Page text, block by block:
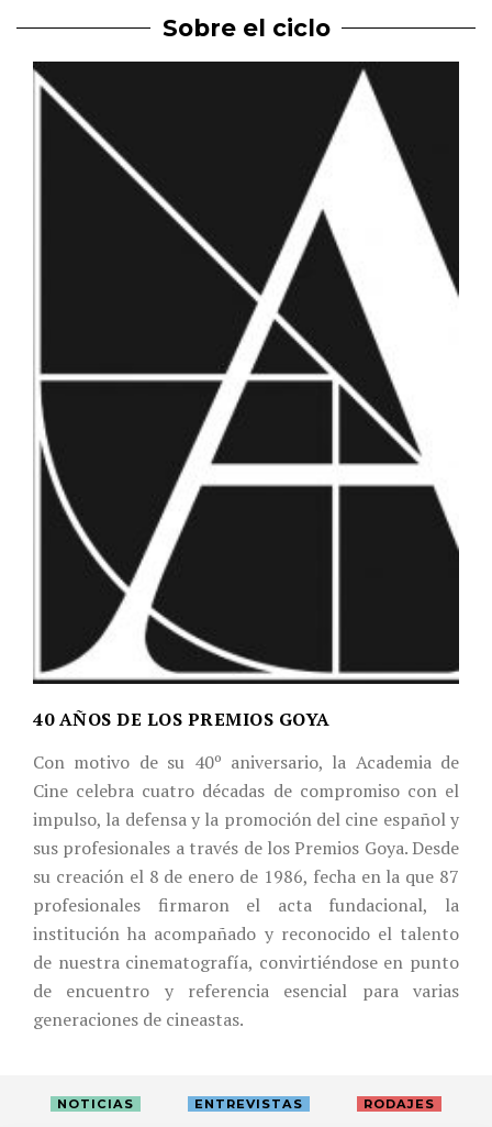
Sobre el ciclo
40 AÑOS DE LOS PREMIOS GOYA
Con motivo de su 40º aniversario, la Academia de
Cine celebra cuatro décadas de compromiso con el
impulso, la defensa y la promoción del cine español y
sus profesionales a través de los Premios Goya. Desde
su creación el 8 de enero de 1986, fecha en la que 87
profesionales firmaron el acta fundacional, la
institución ha acompañado y reconocido el talento
de nuestra cinematografía, convirtiéndose en punto
de encuentro y referencia esencial para varias
generaciones de cineastas.
NOTICIAS ENTREVISTAS RODAJES